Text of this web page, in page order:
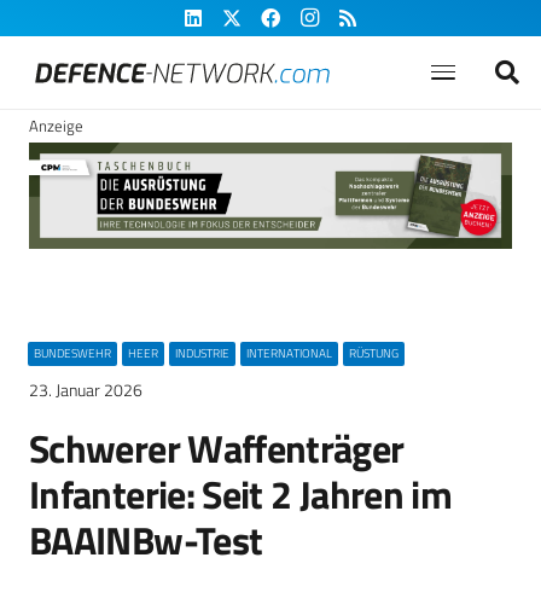
Anzeige
BUNDESWEHR HEER INDUSTRIE INTERNATIONAL RÜSTUNG
23. Januar 2026
Schwerer Waffenträger
Infanterie: Seit 2 Jahren im
BAAINBw-Test